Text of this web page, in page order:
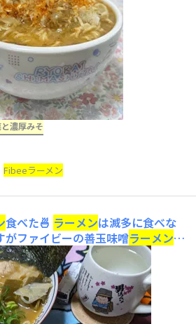
濃厚みそ
Fibeeラーメン
食べた🍜 ラーメンは滅多に食べな
がファイビーの善玉味噌ラーメンを
色も個性があり味噌は薄くピュア
した🐕️ﾜﾝﾜﾝ(わぃの赤味噌帝国名古
チャーシュー🍖やコーン🌽など
は無いので鶏のつくね🐔、人参🥕、